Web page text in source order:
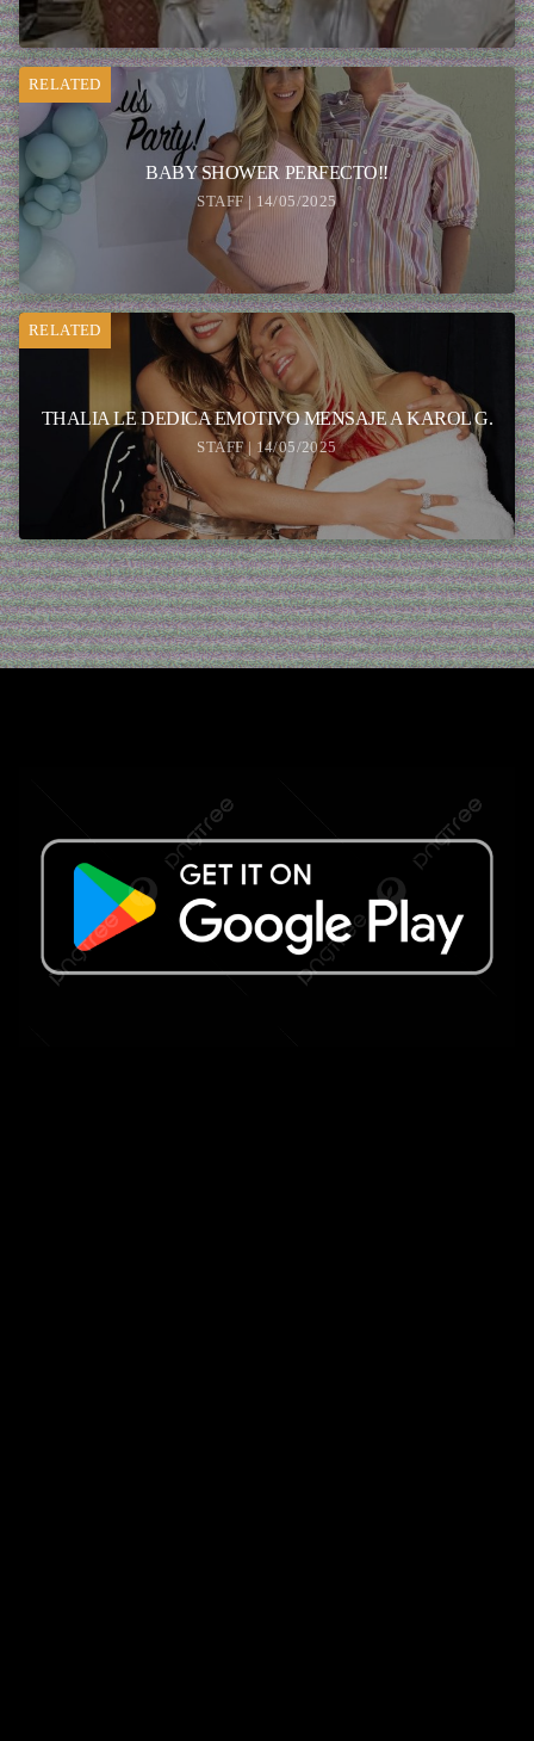
RELATED
BABY SHOWER PERFECTO!!
STAFF | 14/05/2025
RELATED
THALIA LE DEDICA EMOTIVO MENSAJE A KAROL G.
STAFF | 14/05/2025